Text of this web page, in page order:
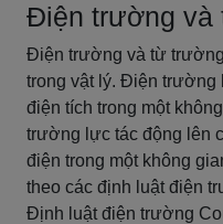
Điện trường và
Điện trường và từ
trong vật lý. Điện trường
điện tích trong một
trường lực tác động lên
điện trong một không
theo các định luật điện
Định luật điện trường